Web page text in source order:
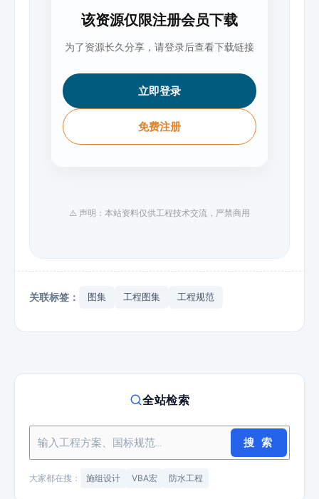
该资源仅限注册会员下载
为了资源长久分享，请登录后查看下载链接
立即登录
免费注册
⚠️ 声明：本站资料仅供工程技术交流，严禁商用
关联标签： 图集 工程图集 工程规范
全站检索
搜 索
大家都在搜： 施组设计 VBA宏 防水工程